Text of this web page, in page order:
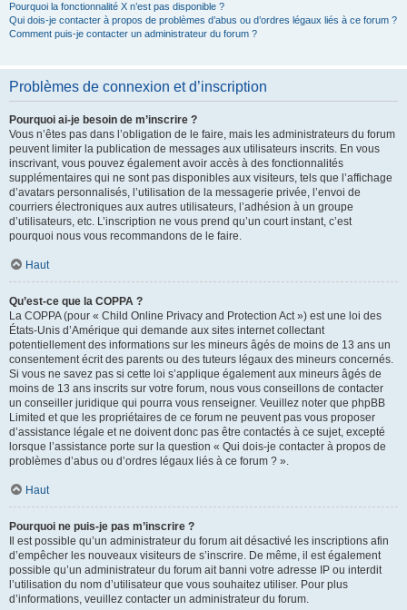
Pourquoi la fonctionnalité X n’est pas disponible ?
Qui dois-je contacter à propos de problèmes d’abus ou d’ordres légaux liés à ce forum ?
Comment puis-je contacter un administrateur du forum ?
Problèmes de connexion et d’inscription
Pourquoi ai-je besoin de m’inscrire ?
Vous n’êtes pas dans l’obligation de le faire, mais les administrateurs du forum
peuvent limiter la publication de messages aux utilisateurs inscrits. En vous
inscrivant, vous pouvez également avoir accès à des fonctionnalités
supplémentaires qui ne sont pas disponibles aux visiteurs, tels que l’affichage
d’avatars personnalisés, l’utilisation de la messagerie privée, l’envoi de
courriers électroniques aux autres utilisateurs, l’adhésion à un groupe
d’utilisateurs, etc. L’inscription ne vous prend qu’un court instant, c’est
pourquoi nous vous recommandons de le faire.
Haut
Qu’est-ce que la COPPA ?
La COPPA (pour « Child Online Privacy and Protection Act ») est une loi des
États-Unis d’Amérique qui demande aux sites internet collectant
potentiellement des informations sur les mineurs âgés de moins de 13 ans un
consentement écrit des parents ou des tuteurs légaux des mineurs concernés.
Si vous ne savez pas si cette loi s’applique également aux mineurs âgés de
moins de 13 ans inscrits sur votre forum, nous vous conseillons de contacter
un conseiller juridique qui pourra vous renseigner. Veuillez noter que phpBB
Limited et que les propriétaires de ce forum ne peuvent pas vous proposer
d’assistance légale et ne doivent donc pas être contactés à ce sujet, excepté
lorsque l’assistance porte sur la question « Qui dois-je contacter à propos de
problèmes d’abus ou d’ordres légaux liés à ce forum ? ».
Haut
Pourquoi ne puis-je pas m’inscrire ?
Il est possible qu’un administrateur du forum ait désactivé les inscriptions afin
d’empêcher les nouveaux visiteurs de s’inscrire. De même, il est également
possible qu’un administrateur du forum ait banni votre adresse IP ou interdit
l’utilisation du nom d’utilisateur que vous souhaitez utiliser. Pour plus
d’informations, veuillez contacter un administrateur du forum.